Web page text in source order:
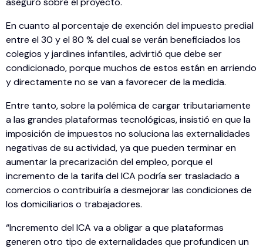
En cuanto al porcentaje de exención del impuesto predial
entre el 30 y el 80 % del cual se verán beneficiados los
colegios y jardines infantiles, advirtió que debe ser
condicionado, porque muchos de estos están en arriendo
y directamente no se van a favorecer de la medida.
Entre tanto, sobre la polémica de cargar tributariamente
a las grandes plataformas tecnológicas, insistió en que la
imposición de impuestos no soluciona las externalidades
negativas de su actividad, ya que pueden terminar en
aumentar la precarización del empleo, porque el
incremento de la tarifa del ICA podría ser trasladado a
comercios o contribuiría a desmejorar las condiciones de
los domiciliarios o trabajadores.
“Incremento del ICA va a obligar a que plataformas
generen otro tipo de externalidades que profundicen un